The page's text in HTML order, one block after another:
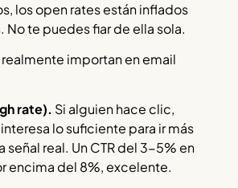
los open rates están inflados
No te puedes fiar de ella sola.
importan en email
rate). Si alguien hace clic,
lo suficiente para ir más
señal real. Un CTR del 3-5% en
encima del 8%, excelente.